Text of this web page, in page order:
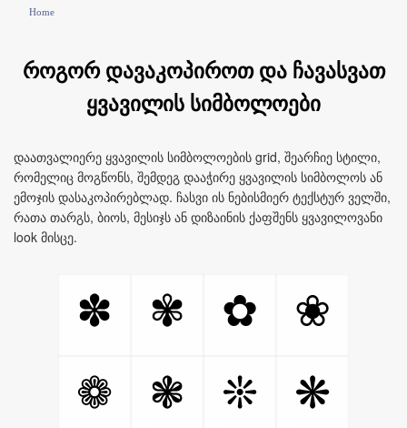
Home
როგორ დავაკოპიროთ და ჩავასვათ
ყვავილის სიმბოლოები
დაათვალიერე ყვავილის სიმბოლოების grid, შეარჩიე სტილი,
რომელიც მოგწონს, შემდეგ დააჭირე ყვავილის სიმბოლოს ან
ემოჯის დასაკოპირებლად. ჩასვი ის ნებისმიერ ტექსტურ ველში,
რათა თარგს, ბიოს, მესიჯს ან დიზაინის ქაფშენს ყვავილოვანი
look მისცე.
✽ ✾ ✿
❀
❁
❃ ❊
❋